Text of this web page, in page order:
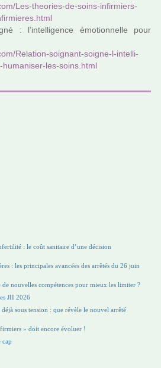
Les-theo­ries-de-soins-infir­miers-
: l’intel­li­gence émotionnelle pour
Relation-soi­gnant-soigne-l-intel­li­
les-soins.html
: le coût sanitaire d’une décision
: les principales avancées des arrêtés du 26 juin
nouvelles compétences pour mieux les limiter ?
JII 2026
sous tension : que révèle le nouvel arrêté
» doit encore évoluer !
cap